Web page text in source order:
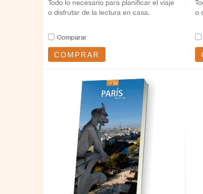
Todo lo necesario para planificar el viaje
o disfrutar de la lectura en casa.
Comparar
COMPRAR
o